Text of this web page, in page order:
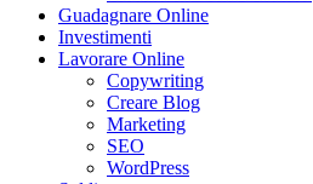
Guadagnare Online
Investimenti
Lavorare Online
Copywriting
Creare Blog
Marketing
SEO
WordPress